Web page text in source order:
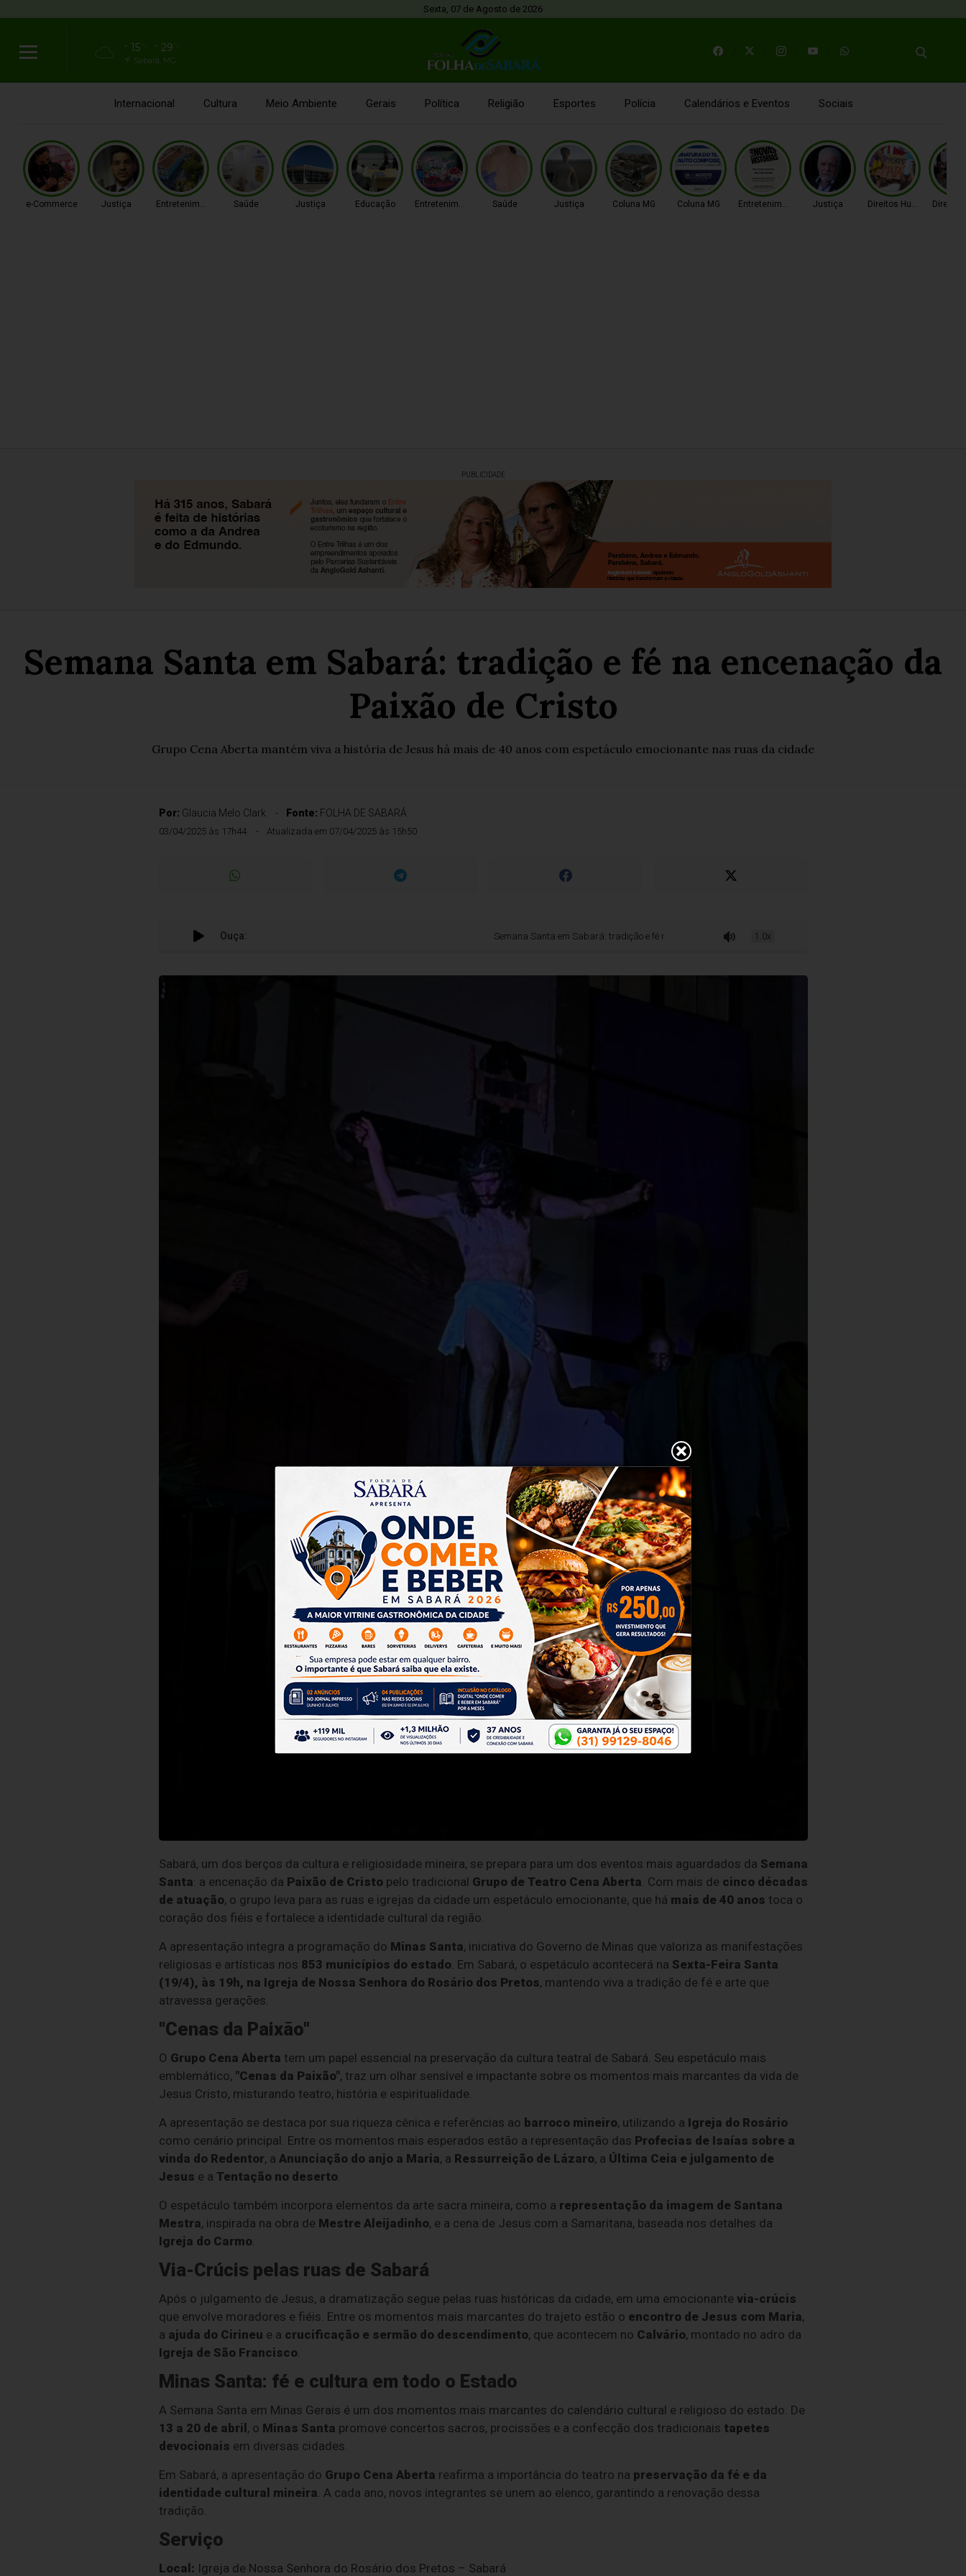
Sexta, 07 de Agosto de 2026
15 29
Sabará, MG
Internacional Cultura Meio Ambiente Gerais Política Religião Esportes Polícia Calendários e Eventos Sociais
e-Commerce Justiça Entretenimento Saúde Justiça Educação Entretenimento Saúde Justiça Coluna MG Coluna MG Entretenimento Justiça Direitos HumanosDireitos
PUBLICIDADE
Semana Santa em Sabará: tradição e fé na encenação da
Paixão de Cristo
Grupo Cena Aberta mantém viva a história de Jesus há mais de 40 anos com espetáculo emocionante nas ruas da cidade
Por: Glaucia Melo Clark Fonte: FOLHA DE SABARÁ
03/04/2025 às 17h44 Atualizada em 07/04/2025 às 15h50
Ouça: Semana Santa em Sabará: tradição e fé na encenação da Paixão de Cristo1.0x
Sabará, um dos berços da cultura e religiosidade mineira, se prepara para um dos eventos mais aguardados da Semana
Santa: a encenação da Paixão de Cristopelo tradicional Grupo de Teatro Cena Aberta. Com mais de cinco décadas
de atuação, o grupo leva para as ruas e igrejas da cidade um espetáculo emocionante, que há mais de 40 anos toca o
coração dos fiéis e fortalece a identidade cultural da região.
A apresentação integra a programação do Minas Santa, iniciativa do Governo de Minas que valoriza as manifestações
religiosas e artísticas nos 853 municípios do estado. Em Sabará, o espetáculo acontecerá na Sexta-Feira Santa
(19/4), às 19h, na Igreja de Nossa Senhora do Rosário dos Pretos, mantendo viva a tradição de fé e arte que
atravessa gerações.
"Cenas da Paixão"
O Grupo Cena Aberta tem um papel essencial na preservação da cultura teatral de Sabará. Seu espetáculo mais
emblemático, "Cenas da Paixão", traz um olhar sensível e impactante sobre os momentos mais marcantes da vida de
Jesus Cristo, misturando teatro, história e espiritualidade.
A apresentação se destaca por sua riqueza cênica e referências ao barroco mineiro, utilizando a Igreja do Rosário
como cenário principal. Entre os momentos mais esperados estão a representação das Profecias de Isaías sobre a
vinda do Redentor, a Anunciação do anjo a Maria, a Ressurreição de Lázaro, a Última Ceia e julgamento de
Jesus e a Tentação no deserto.
O espetáculo também incorpora elementos da arte sacra mineira, como a representação da imagem de Santana
Mestra, inspirada na obra de Mestre Aleijadinho, e a cena de Jesus com a Samaritana, baseada nos detalhes da
Igreja do Carmo.
Via-Crúcis pelas ruas de Sabará
Após o julgamento de Jesus, a dramatização segue pelas ruas históricas da cidade, em uma emocionante via-crúcis
que envolve moradores e fiéis. Entre os momentos mais marcantes do trajeto estão o encontro de Jesus com Maria,
a ajuda do Cirineu e a crucificação e sermão do descendimento, que acontecem no Calvário, montado no adro da
Igreja de São Francisco.
Minas Santa: fé e cultura em todo o Estado
A Semana Santa em Minas Gerais é um dos momentos mais marcantes do calendário cultural e religioso do estado. De
13 a 20 de abril , o Minas Santa promove concertos sacros, procissões e a confecção dos tradicionais tapetes
devocionais em diversas cidades.
Em Sabará, a apresentação do Grupo Cena Aberta reafirma a importância do teatro na preservação da fé e da
identidade cultural mineira. A cada ano, novos integrantes se unem ao elenco, garantindo a renovação dessa
tradição.
Serviço
Local: Igreja de Nossa Senhora do Rosário dos Pretos – Sabará